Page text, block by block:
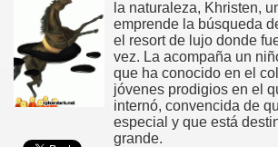
la naturaleza, Khristen,
emprende la búsqueda
el resort de lujo donde
vez. La acompaña un
que ha conocido en el
jóvenes prodigios en el
internó, convencida de
especial y que está
grande.